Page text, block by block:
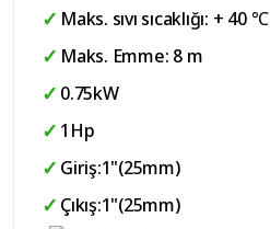
Maks. sıvı sıcaklığı: + 40 ℃
Maks. Emme: 8 m
0.75kW
1Hp
Giriş:1"(25mm)
Çıkış:1"(25mm)